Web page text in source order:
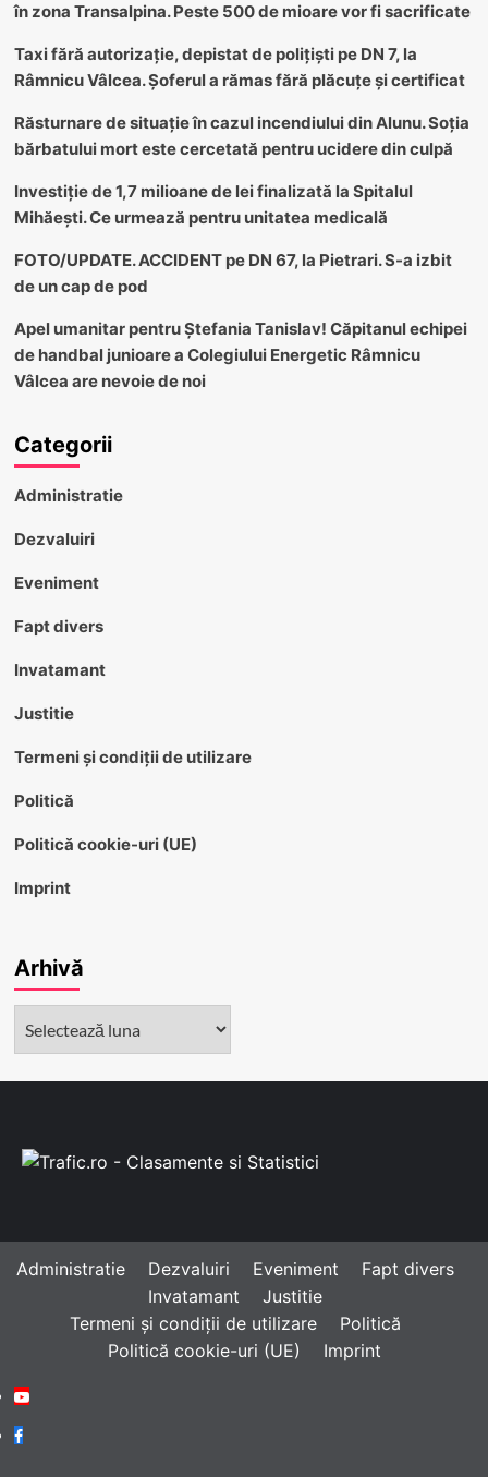
în zona Transalpina. Peste 500 de mioare vor fi sacrificate
Taxi fără autorizație, depistat de polițiști pe DN 7, la
Râmnicu Vâlcea. Șoferul a rămas fără plăcuțe și certificat
Răsturnare de situație în cazul incendiului din Alunu. Soția
bărbatului mort este cercetată pentru ucidere din culpă
Investiție de 1,7 milioane de lei finalizată la Spitalul
Mihăești. Ce urmează pentru unitatea medicală
FOTO/UPDATE. ACCIDENT pe DN 67, la Pietrari. S-a izbit
de un cap de pod
Apel umanitar pentru Ștefania Tanislav! Căpitanul echipei
de handbal junioare a Colegiului Energetic Râmnicu
Vâlcea are nevoie de noi
Categorii
Administratie
Dezvaluiri
Eveniment
Fapt divers
Invatamant
Justitie
Termeni și condiții de utilizare
Politică
Politică cookie-uri (UE)
Imprint
Arhivă
Administratie Dezvaluiri Eveniment
Fapt divers
Invatamant
Justitie
Termeni și condiții de utilizare
Politică
Politică cookie-uri (UE)
Imprint
Youtube
Facebook